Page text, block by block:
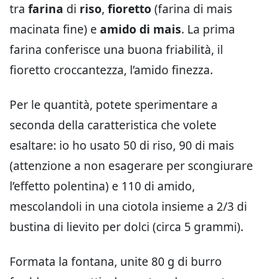
tra farina di riso, fioretto (farina di mais
macinata fine) e amido di mais. La prima
farina conferisce una buona friabilità, il
fioretto croccantezza, l’amido finezza.
Per le quantità, potete sperimentare a
seconda della caratteristica che volete
esaltare: io ho usato 50 di riso, 90 di mais
(attenzione a non esagerare per scongiurare
l’effetto polentina) e 110 di amido,
mescolandoli in una ciotola insieme a 2/3 di
bustina di lievito per dolci (circa 5 grammi).
Formata la fontana, unite 80 g di burro